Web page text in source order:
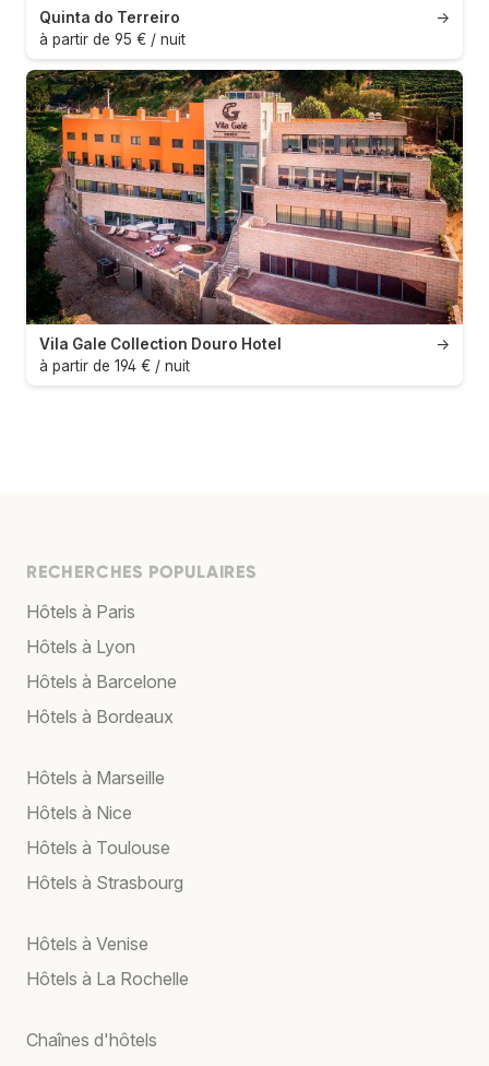
→
Quinta do Terreiro
à partir de 95 € / nuit
→
Vila Gale Collection Douro Hotel
à partir de 194 € / nuit
RECHERCHES POPULAIRES
Hôtels à Paris
Hôtels à Lyon
Hôtels à Barcelone
Hôtels à Bordeaux
Hôtels à Marseille
Hôtels à Nice
Hôtels à Toulouse
Hôtels à Strasbourg
Hôtels à Venise
Hôtels à La Rochelle
Chaînes d'hôtels